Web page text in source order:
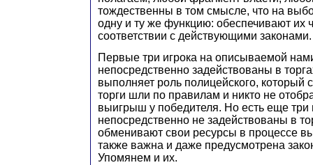
тождественны в том смысле, что на
одну и ту же функцию: обеспечивают их
соответствии с действующими законами.
Первые три игрока на описываемой
непосредственно задействованы в
выполняет роль полицейского, который
торги шли по правилам и никто не
выигрыш у победителя. Но есть еще три
непосредственно не задействованы в
обменивают свои ресурсы в процессе
также важна и даже предусмотрена
Упомянем и их.